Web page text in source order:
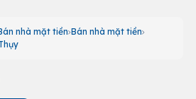
nhà mặt tiền Bán nhà mặt tiền